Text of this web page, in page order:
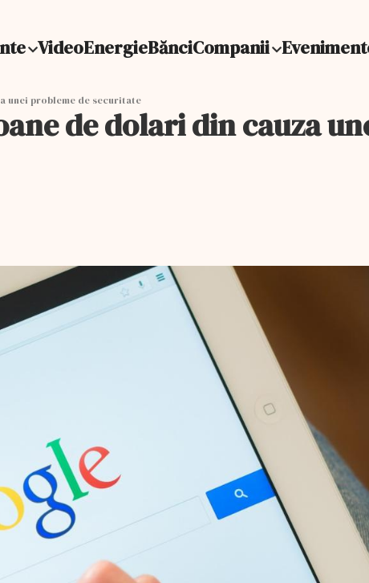
VideoEnergieBănciCompanii
unei probleme de securitate
de dolari din cauza